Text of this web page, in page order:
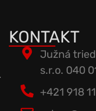
KONTAKT
Južná
s.r.o. 040
+421 918